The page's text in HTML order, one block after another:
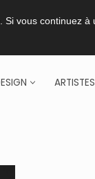
vous continuez à
ARTISTES